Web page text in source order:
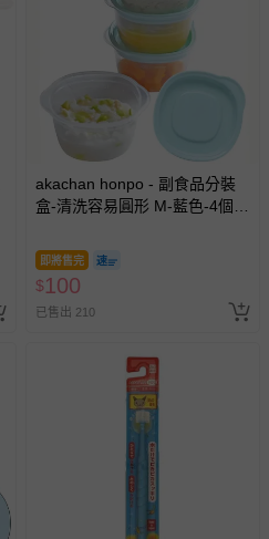
akachan honpo - 副食品分裝
盒-清洗容易圓形 M-藍色-4個
即將售完
$100
已售出 210